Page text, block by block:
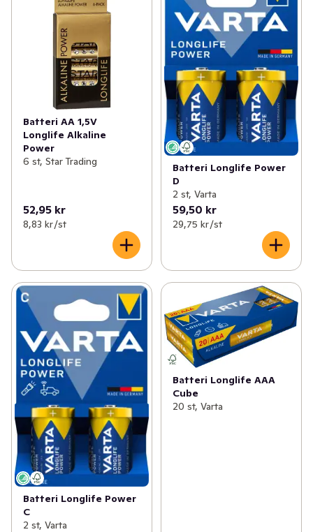
Batteri AA 1,5V
Longlife Alkaline
Power
6 st, Star Trading
52,95 kr
8,83 kr /st
Batteri Longlife Power
D
2 st, Varta
59,50 kr
29,75 kr /st
Batteri Longlife Power
C
2 st, Varta
Batteri Longlife AAA
Cube
20 st, Varta